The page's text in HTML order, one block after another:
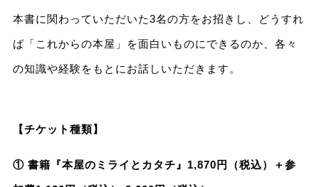
本書に関わっていただいた3名の方をお招きし、どうすれ
ば「これからの本屋」を面白いものにできるのか、各々
の知識や経験をもとにお話しいただきます。
【チケット種類】
① 書籍『本屋のミライとカタチ』1,870円（税込）＋参